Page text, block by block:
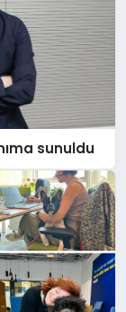
sunuldu